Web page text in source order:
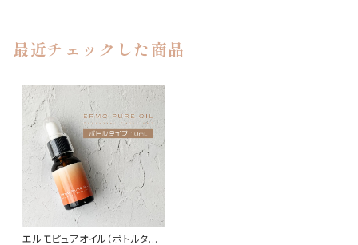
最近チェックした商品
エルモピュアオイル（ボトルタイ